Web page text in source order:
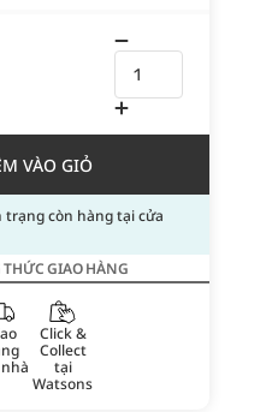
VÀO GIỎ
trạng còn hàng tại cửa
GIAO HÀNG
Click &
Collect
tại
Watsons